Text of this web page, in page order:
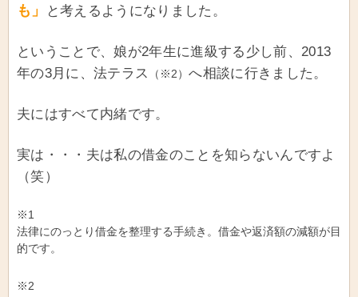
も」
と考えるようになりました。
ということで、娘が2年生に進級する少し前、2013
年の3月に、法テラス
（※2）へ相談に行きました。
夫にはすべて内緒です。
実は・・・夫は私の借金のことを知らないんですよ
（笑）
※1
法律にのっとり借金を整理する手続き。借金や返済額の減額が目
的です。
※2